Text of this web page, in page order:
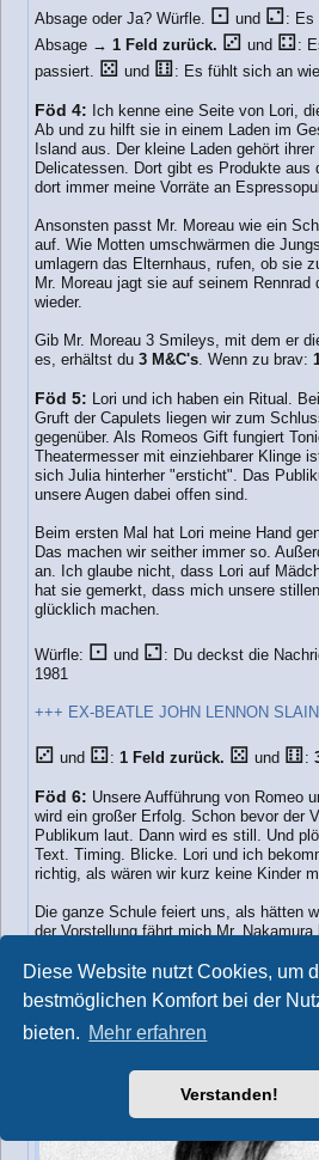
Diese Website nutzt Cookies, um
bestmöglichen Komfort bei der
bieten. Mehr erfahren
Verstanden!
Absage oder Ja? Würfle. ⚀ und ⚁: Es
Absage → 1 Feld zurück. ⚂ und ⚃:
passiert. ⚄ und ⚅: Es fühlt sich an
Föd 4: Ich kenne eine Seite von Lori,
Ab und zu hilft sie in einem Laden im
Island aus. Der kleine Laden gehört
Delicatessen. Dort gibt es Produkte aus
dort immer meine Vorräte an
Ansonsten passt Mr. Moreau wie ein
auf. Wie Motten umschwärmen die
umlagern das Elternhaus, rufen, ob sie
Mr. Moreau jagt sie auf seinem
wieder.
Gib Mr. Moreau 3 Smileys, mit dem er
es, erhältst du 3 M&C's . Wenn zu brav:
Föd 5: Lori und ich haben ein Ritual.
Gruft der Capulets liegen wir zum
gegenüber. Als Romeos Gift fungiert
Theatermesser mit einziehbarer Klinge
sich Julia hinterher "ersticht". Das
unsere Augen dabei offen sind.
Beim ersten Mal hat Lori meine Hand
Das machen wir seither immer so.
an. Ich glaube nicht, dass Lori auf
hat sie gemerkt, dass mich unsere
glücklich machen.
Würfle: ⚀ und ⚁: Du deckst die
1981
+++ EX-BEATLE JOHN LENNON
⚂ und ⚃: 1 Feld zurück. ⚄ und ⚅:
Föd 6: Unsere Aufführung von Romeo
wird ein großer Erfolg. Schon bevor der
Publikum laut. Dann wird es still. Und
Text. Timing. Blicke. Lori und ich
richtig, als wären wir kurz keine Kinder
Die ganze Schule feiert uns, als hätten
der Vorstellung fährt mich Mr.
Gesicht, als hätte ihm jemand die
glaube, ich habe ihn noch nie so